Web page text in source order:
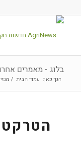
בלוג - מאמרים
הנך כאן: עמוד הבית /